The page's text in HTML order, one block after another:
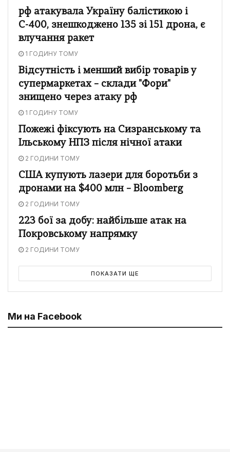
рф атакувала Україну балістикою і
С-400, знешкоджено 135 зі 151 дрона, є
влучання ракет
1 ГОДИНУ ТОМУ
Відсутність і менший вибір товарів у
супермаркетах – склади "Фори"
знищено через атаку рф
1 ГОДИНУ ТОМУ
Пожежі фіксують на Сизранському та
Ільському НПЗ після нічної атаки
2 ГОДИНИ ТОМУ
США купують лазери для боротьби з
дронами на $400 млн – Bloomberg
2 ГОДИНИ ТОМУ
223 бої за добу: найбільше атак на
Покровському напрямку
2 ГОДИНИ ТОМУ
ПОКАЗАТИ ЩЕ
Ми на Facebook